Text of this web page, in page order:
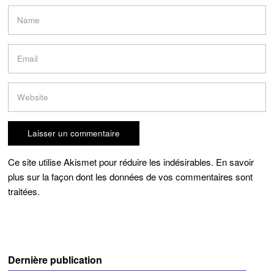
Ce site utilise Akismet pour réduire les indésirables. En savoir
plus sur la façon dont les données de vos commentaires sont
traitées.
Dernière publication